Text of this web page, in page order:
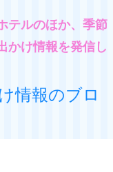
テルのほか、季節
かけ情報を発信し
情報のブロ